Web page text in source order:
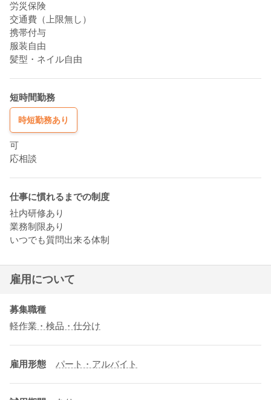
労災保険
交通費（上限無し）
携帯付与
服装自由
髪型・ネイル自由
短時間勤務
時短勤務あり
可
応相談
仕事に慣れるまでの制度
社内研修あり
業務制限あり
いつでも質問出来る体制
雇用について
募集職種
軽作業・検品・仕分け
雇用形態 パート・アルバイト